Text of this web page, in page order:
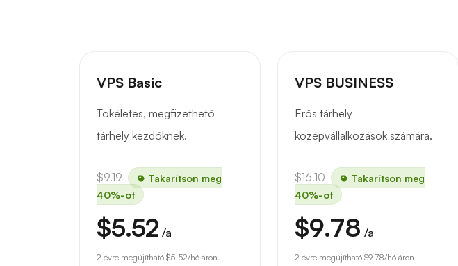
VPS Basic
Tökéletes, megfizethető
tárhely kezdőknek.
$9.19
Takarítson meg
40%-ot
$5.52 /a
2 évre megújítható $5.52/hó áron.
VPS BUSINESS
Erős tárhely
középvállalkozások számára.
$16.10
Takarítson meg
40%-ot
$9.78 /a
2 évre megújítható $9.78/hó áron.